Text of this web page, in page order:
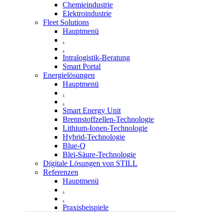
Chemieindustrie
Elektroindustrie
Fleet Solutions
Hauptmenü
.
.
Intralogistik-Beratung
Smart Portal
Energielösungen
Hauptmenü
.
.
Smart Energy Unit
Brennstoffzellen-Technologie
Lithium-Ionen-Technologie
Hybrid-Technologie
Blue-Q
Blei-Säure-Technologie
Digitale Lösungen von STILL
Referenzen
Hauptmenü
.
.
Praxisbeispiele